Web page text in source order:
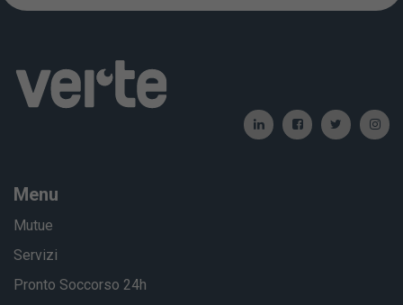
Menu
Mutue
Servizi
Pronto Soccorso 24h